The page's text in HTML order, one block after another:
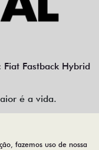
Fiat Fastback Hybrid
é a vida.
fazemos uso de nossa